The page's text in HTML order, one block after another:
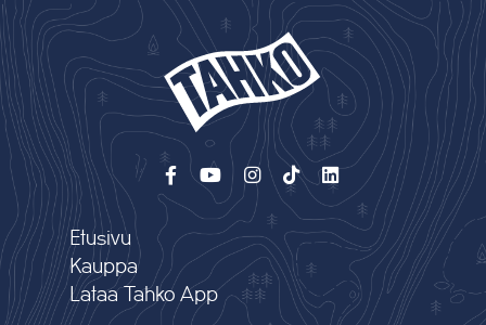
Etusivu
Kauppa
Lataa Tahko App